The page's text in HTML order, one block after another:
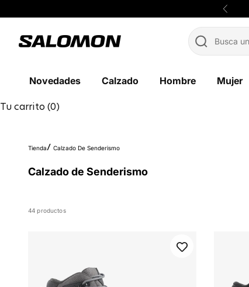
Anterior
Salomon México
Novedades Calzado Hombre Mujer
Tu carrito (0)
Tienda Calzado De Senderismo
Calzado de Senderismo
44 productos